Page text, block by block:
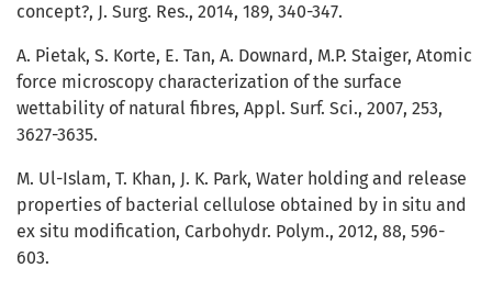
concept?, J. Surg. Res., 2014, 189, 340-347.
A. Pietak, S. Korte, E. Tan, A. Downard, M.P. Staiger, Atomic
force microscopy characterization of the surface
wettability of natural fibres, Appl. Surf. Sci., 2007, 253,
3627-3635.
M. Ul-Islam, T. Khan, J. K. Park, Water holding and release
properties of bacterial cellulose obtained by in situ and
ex situ modification, Carbohydr. Polym., 2012, 88, 596-
603.